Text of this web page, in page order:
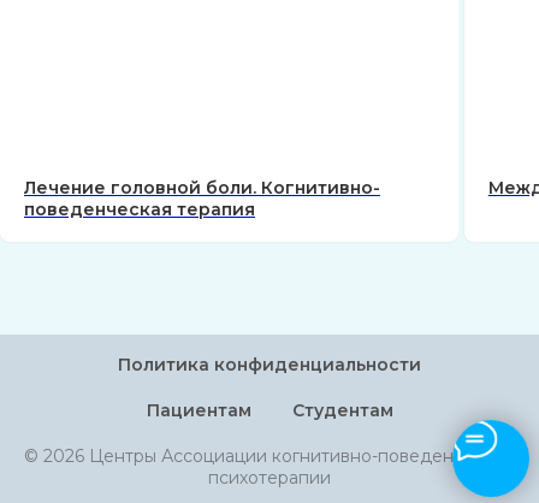
Лечение головной боли. Когнитивно-
поведенческая терапия
Политика конфиденциальности
Пациентам Студентам
© 2026 Центры Ассоциации когнитивно-поведенческой
психотерапии